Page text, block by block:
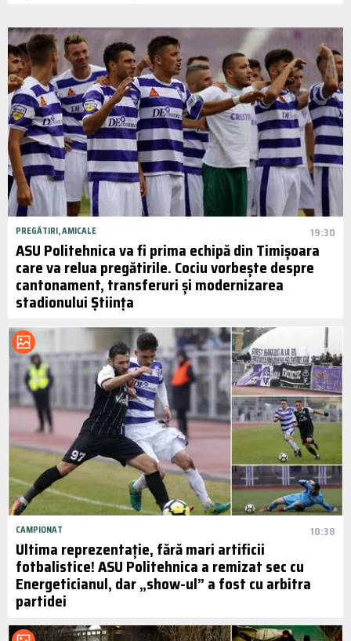
PREGĂTIRI, AMICALE 19:30
ASU Politehnica va fi prima echipă din Timișoara
care va relua pregătirile. Cociu vorbește despre
cantonament, transferuri și modernizarea
stadionului Știința
CAMPIONAT 10:38
Ultima reprezentație, fără mari artificii
fotbalistice! ASU Politehnica a remizat sec cu
Energeticianul, dar „show-ul” a fost cu arbitra
partidei